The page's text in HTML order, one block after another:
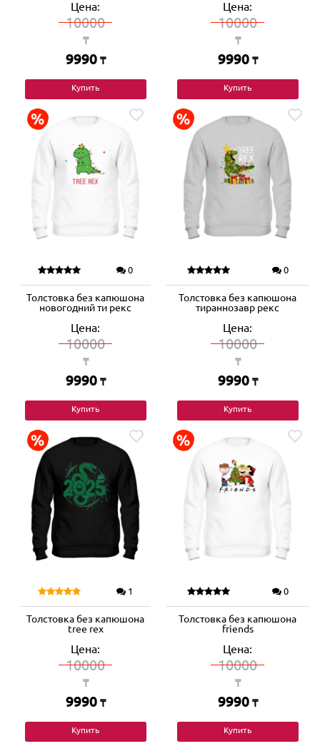
Цена:
10000
₸
9990 ₸
Купить
Цена:
10000
₸
9990 ₸
Купить
0
Толстовка без капюшона
новогодний ти рекс
Цена:
10000
₸
9990 ₸
Купить
0
Толстовка без капюшона
тираннозавр рекс
Цена:
10000
₸
9990 ₸
Купить
1
Толстовка без капюшона
tree rex
Цена:
10000
₸
9990 ₸
Купить
0
Толстовка без капюшона
friends
Цена:
10000
₸
9990 ₸
Купить